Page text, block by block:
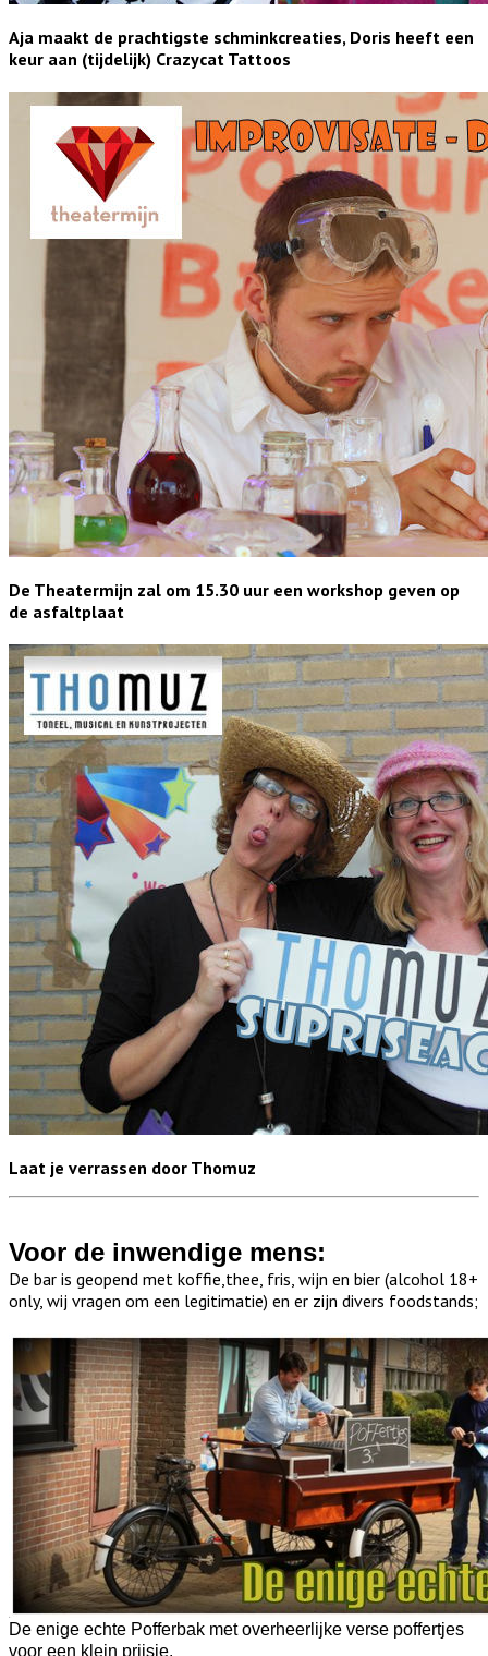
Aja maakt de prachtigste schminkcreaties, Doris heeft een
keur aan (tijdelijk) Crazycat Tattoos
De Theatermijn zal om 15.30 uur een workshop geven op
de asfaltplaat
Laat je verrassen door Thomuz
Voor de inwendige mens:
De bar is geopend met koffie,thee, fris, wijn en bier (alcohol 18+
only, wij vragen om een legitimatie) en er zijn divers foodstands;
De enige echte Pofferbak met overheerlijke verse poffertjes
voor een klein prijsje.